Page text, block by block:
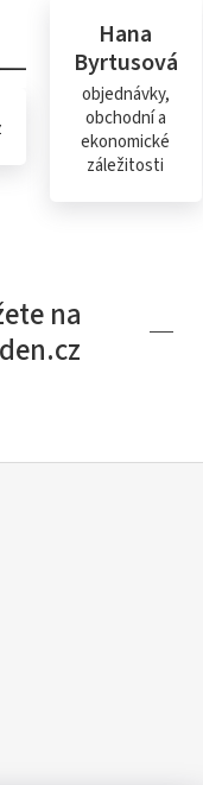
Hana
Byrtusová
objednávky,
obchodní a
ekonomické
záležitosti
na